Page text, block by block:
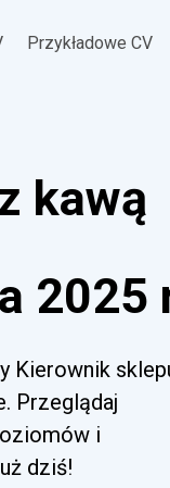
Przykładowe CV
kawą
2025
Kierownik
Przeglądaj
i
dziś!